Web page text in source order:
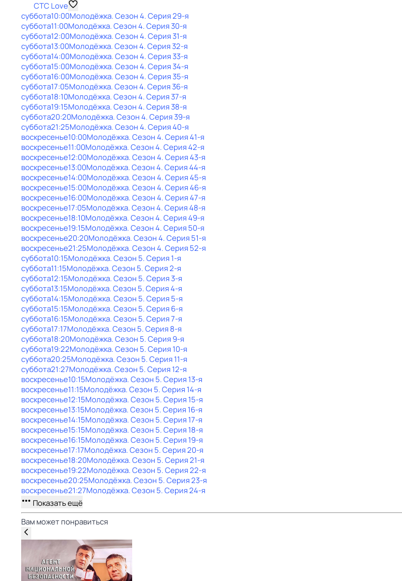
СТС Love
суббота10:00Молодёжка. Сезон 4. Серия 29-я
суббота11:00Молодёжка. Сезон 4. Серия 30-я
суббота12:00Молодёжка. Сезон 4. Серия 31-я
суббота13:00Молодёжка. Сезон 4. Серия 32-я
суббота14:00Молодёжка. Сезон 4. Серия 33-я
суббота15:00Молодёжка. Сезон 4. Серия 34-я
суббота16:00Молодёжка. Сезон 4. Серия 35-я
суббота17:05Молодёжка. Сезон 4. Серия 36-я
суббота18:10Молодёжка. Сезон 4. Серия 37-я
суббота19:15Молодёжка. Сезон 4. Серия 38-я
суббота20:20Молодёжка. Сезон 4. Серия 39-я
суббота21:25Молодёжка. Сезон 4. Серия 40-я
воскресенье10:00Молодёжка. Сезон 4. Серия 41-я
воскресенье11:00Молодёжка. Сезон 4. Серия 42-я
воскресенье12:00Молодёжка. Сезон 4. Серия 43-я
воскресенье13:00Молодёжка. Сезон 4. Серия 44-я
воскресенье14:00Молодёжка. Сезон 4. Серия 45-я
воскресенье15:00Молодёжка. Сезон 4. Серия 46-я
воскресенье16:00Молодёжка. Сезон 4. Серия 47-я
воскресенье17:05Молодёжка. Сезон 4. Серия 48-я
воскресенье18:10Молодёжка. Сезон 4. Серия 49-я
воскресенье19:15Молодёжка. Сезон 4. Серия 50-я
воскресенье20:20Молодёжка. Сезон 4. Серия 51-я
воскресенье21:25Молодёжка. Сезон 4. Серия 52-я
суббота10:15Молодёжка. Сезон 5. Серия 1-я
суббота11:15Молодёжка. Сезон 5. Серия 2-я
суббота12:15Молодёжка. Сезон 5. Серия 3-я
суббота13:15Молодёжка. Сезон 5. Серия 4-я
суббота14:15Молодёжка. Сезон 5. Серия 5-я
суббота15:15Молодёжка. Сезон 5. Серия 6-я
суббота16:15Молодёжка. Сезон 5. Серия 7-я
суббота17:17Молодёжка. Сезон 5. Серия 8-я
суббота18:20Молодёжка. Сезон 5. Серия 9-я
суббота19:22Молодёжка. Сезон 5. Серия 10-я
суббота20:25Молодёжка. Сезон 5. Серия 11-я
суббота21:27Молодёжка. Сезон 5. Серия 12-я
воскресенье10:15Молодёжка. Сезон 5. Серия 13-я
воскресенье11:15Молодёжка. Сезон 5. Серия 14-я
воскресенье12:15Молодёжка. Сезон 5. Серия 15-я
воскресенье13:15Молодёжка. Сезон 5. Серия 16-я
воскресенье14:15Молодёжка. Сезон 5. Серия 17-я
воскресенье15:15Молодёжка. Сезон 5. Серия 18-я
воскресенье16:15Молодёжка. Сезон 5. Серия 19-я
воскресенье17:17Молодёжка. Сезон 5. Серия 20-я
воскресенье18:20Молодёжка. Сезон 5. Серия 21-я
воскресенье19:22Молодёжка. Сезон 5. Серия 22-я
воскресенье20:25Молодёжка. Сезон 5. Серия 23-я
воскресенье21:27Молодёжка. Сезон 5. Серия 24-я
Показать ещё
Вам может понравиться